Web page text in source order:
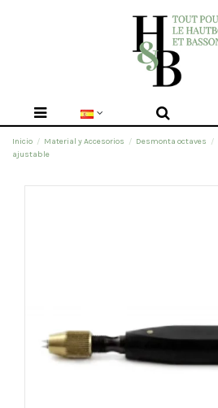
Inicio Material y Accesorios Desmonta octaves
ajustable